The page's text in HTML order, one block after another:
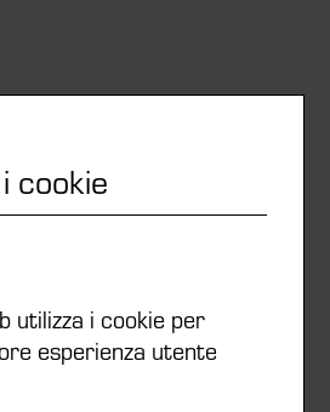
cookie
utilizza i cookie per
esperienza utente